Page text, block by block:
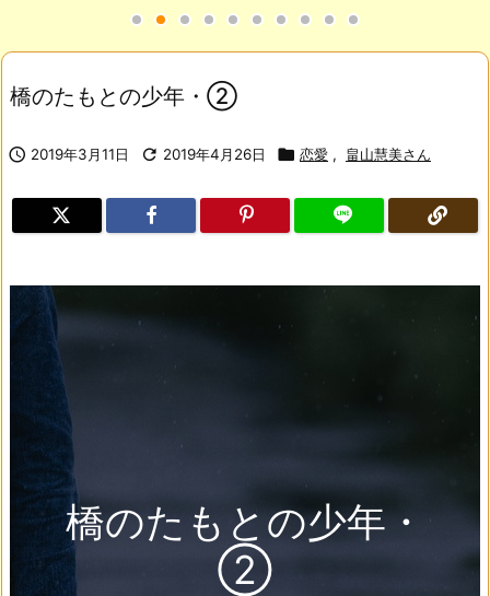
ナリスト限定Twitter運用サ
橋のたもとの少年・②
 2019年3月11日  2019年4月26日  恋愛 , 畠山慧美さん
橋のたもとの少年・
②